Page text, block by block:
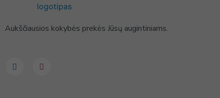
Aukščiausios kokybės prekės Jūsų augintiniams.